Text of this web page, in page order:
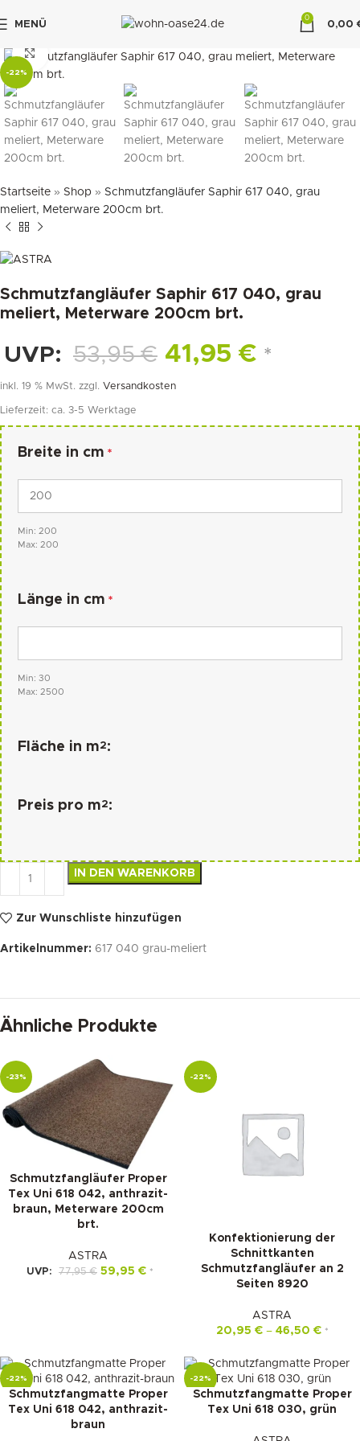
MENÜ
0
0,00
-22%
klicken um zu vergrößern
Startseite » Shop » Schmutzfangläufer Saphir 617 040, grau
meliert, Meterware 200cm brt.
Schmutzfangläufer Saphir 617 040, grau
meliert, Meterware 200cm brt.
UVP: 53,95€ 41,95 € *
inkl. 19 % MwSt. zzgl. Versandkosten
Lieferzeit: ca. 3-5 Werktage
Breite in cm *
Min: 200
Max: 200
Länge in cm *
Min: 30
Max: 2500
Fläche in m2:
Preis pro m2:
IN DEN WARENKORB
Zur Wunschliste hinzufügen
Artikelnummer: 617 040 grau-meliert
Ähnliche Produkte
-23%
Schmutzfangläufer Proper
Tex Uni 618 042, anthrazit-
braun, Meterware 200cm
brt.
ASTRA
UVP: 77,95€ 59,95 € *
-22%
Konfektionierung der
Schnittkanten
Schmutzfangläufer an 2
Seiten 8920
ASTRA
20,95 €– 46,50 € *
-22%
Schmutzfangmatte Proper
Tex Uni 618 042, anthrazit-
braun
-22%
Schmutzfangmatte Proper
Tex Uni 618 030, grün